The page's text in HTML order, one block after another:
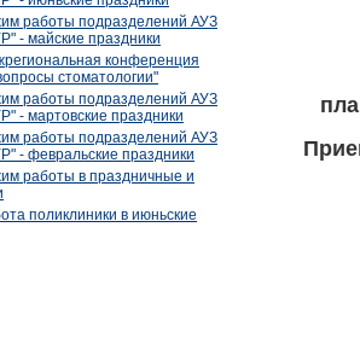
работы подразделений АУЗ
- майские праздники
конференция
стоматологии"
работы подразделений АУЗ
- мартовские праздники
работы подразделений АУЗ
- февральские праздники
работы в праздничные и
поликлиники в июньские